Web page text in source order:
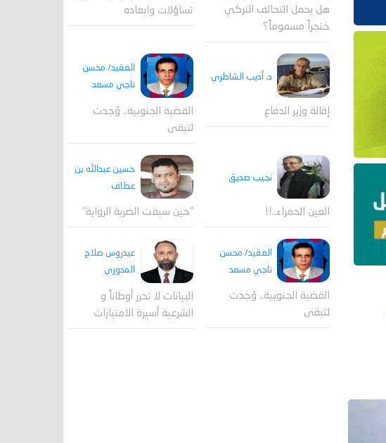
هل يحمل التحالف التركي
خنجراً مسموماً؟
تساؤلات وابعاده
د. أديب الشاطري
إقالة وزير الدفاع
العقيد/ محسن
ناجي مسعد
القضية الجنوبية.. وُجدت
لتبقى
نجيب صديق
العين الحمراء..!!
حسين عبدالله بن
عطاف
"حين سبقت الضربة الرواية"
العقيد/ محسن
ناجي مسعد
القضية الجنوبية.. وُجدت
لتبقى
عيدروس صلاح
المدوري
البيانات لا تحرر أوطاناً و
الشرعية أسيرة الامتيازات